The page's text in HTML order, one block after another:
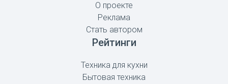
О проекте
Реклама
Стать автором
Рейтинги
Техника для кухни
Бытовая техника